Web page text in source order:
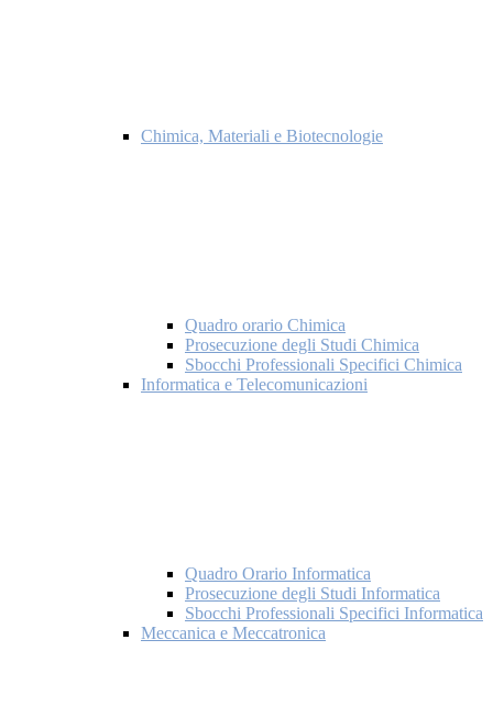
Chimica, Materiali e Biotecnologie
Quadro orario Chimica
Prosecuzione degli Studi Chimica
Sbocchi Professionali Specifici Chimica
Informatica e Telecomunicazioni
Quadro Orario Informatica
Prosecuzione degli Studi Informatica
Sbocchi Professionali Specifici Informatica
Meccanica e Meccatronica